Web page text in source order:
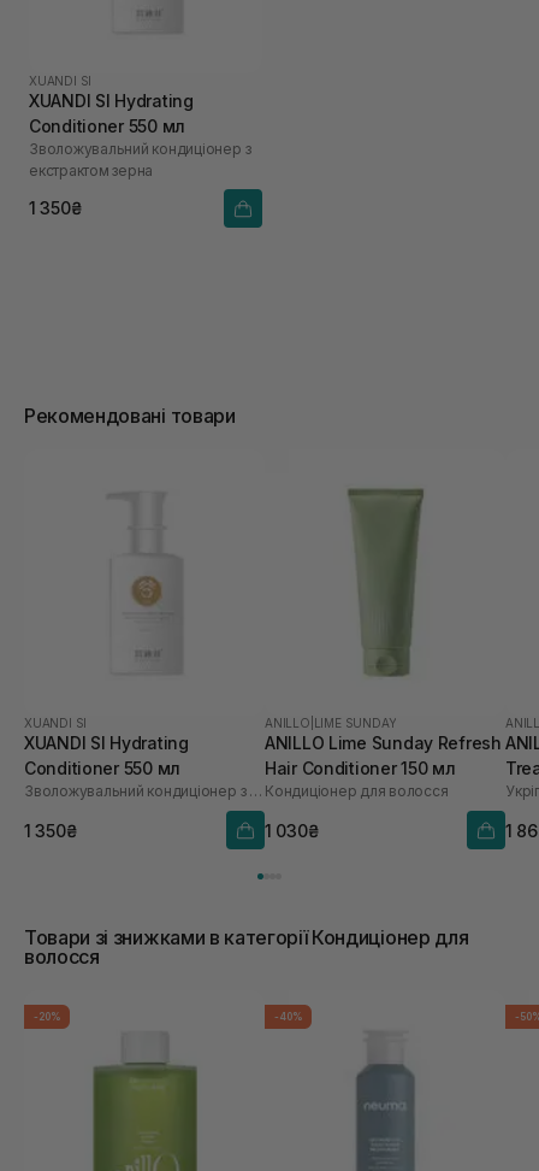
XUANDI SI
XUANDI SI Hydrating
Conditioner 550 мл
Зволожувальний кондиціонер з
екстрактом зерна
1 350₴
Рекомендовані товари
XUANDI SI
XUANDI SI Hydrating
Conditioner 550 мл
Зволожувальний кондиціонер з екстрактом зерна
1 350₴
ANILLO LIME SUNDAY
ANILLO Lime Sunday Refresh
Hair Conditioner 150 мл
Кондиціонер для волосся
1 030₴ 1
Товари зі знижками в категорії Кондиціонер для
волосся
-20% -40% -